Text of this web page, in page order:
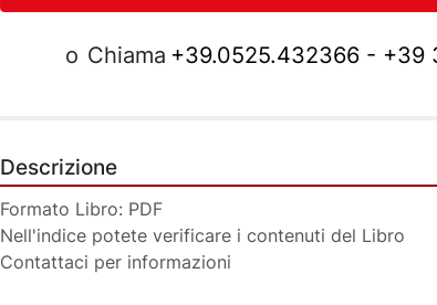
o Chiama +39.0525.432366 - +39
Descrizione
Formato Libro: PDF
Nell'indice potete verificare i contenuti del Libro
Contattaci per informazioni